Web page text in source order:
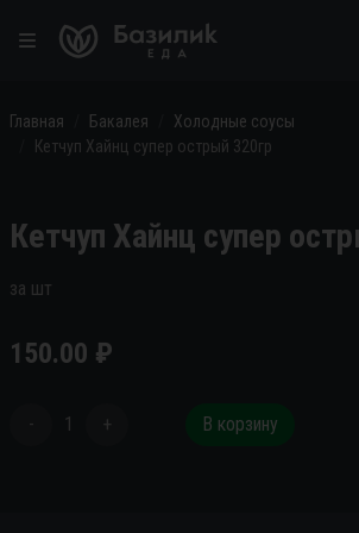
Главная Бакалея
Холодные соусы
Кетчуп Хайнц супер острый 320гр
Кетчуп Хайнц супер
за шт
150.00 ₽
- 1 + В корзину